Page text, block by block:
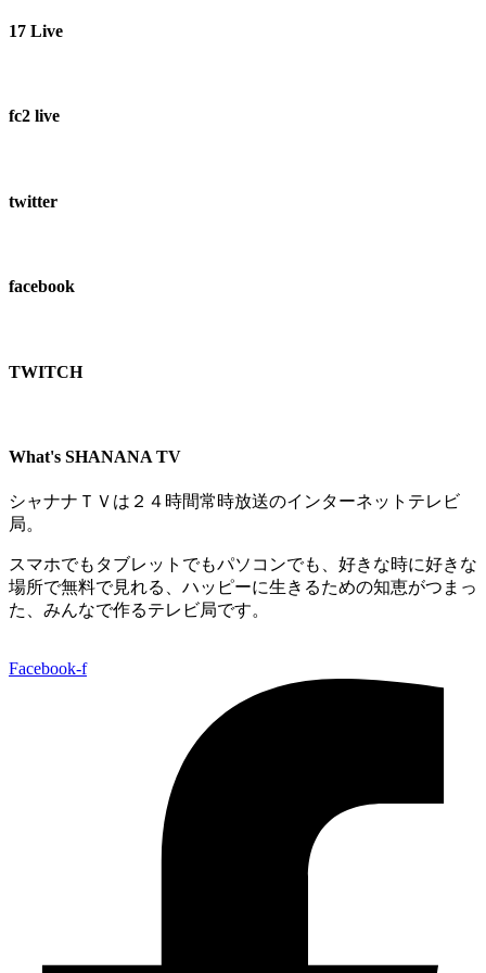
17 Live
fc2 live
twitter
facebook
TWITCH​
What's SHANANA TV
シャナナＴＶは２４時間常時放送のインターネットテレビ
局。
スマホでもタブレットでもパソコンでも、好きな時に好きな
場所で無料で見れる、 ハッピーに生きるための知恵がつまっ
た、みんなで作るテレビ局です。
Facebook-f